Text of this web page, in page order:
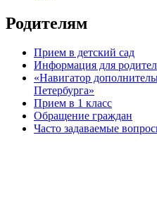
Родителям
Прием в детский сад
Информация для
«Навигатор
Петербурга»
Прием в 1 класс
Обращение граждан
Часто задаваемые